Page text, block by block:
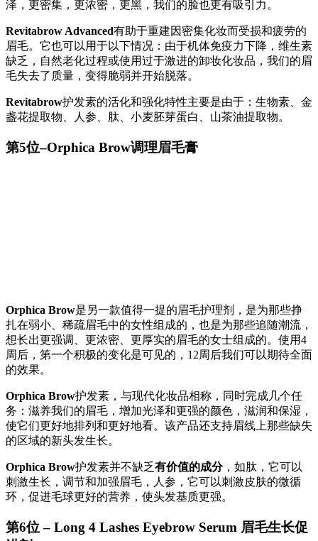
泽，更密集，更浓密，更黑，我们的脸也更有吸引力。
Revitabrow Advanced有助于重建因密集化妆而受损和疲劳的
眉毛。它也可以用于以下情况：由于机体免疫力下降，维生素
缺乏，自然老化过程或使用过于激进的卸妆化妆品，我们的眉
毛失去了质量，变得脆弱并开始脱落。
Revitabrow护发素的活化和强化特性主要是由于：生物素、金
盏花提取物、人参、肽、小麦胚芽蛋白、山茶油提取物。
第5位–Orphica Brow调理眉毛膏
Orphica Brow是另一款值得一提的眉毛护理剂，是为那些挣
扎在弱小、稀疏眉毛中的女性组成的，也是为那些追随潮流，
想长出更强调、更浓密、更厚实的眉毛的女士组成的。使用4
周后，第一个积极的变化是可见的，12周后我们可以期待全面
的效果。
Orphica Brow护发素，与现代化妆品相称，同时完成几个任
务：滋养我们的眉毛，增加光泽和更强的颜色，滋润和保湿，
使它们更好地排列和更好地看。该产品还支持眉线上那些缺失
的区域的新头发生长。
Orphica Brow护发素并不缺乏有价值的成分，如肽，它可以
刺激生长，调节和加强眉毛，人参，它可以刺激皮肤的微循
环，促进毛球更好的营养，使头发基质更强。
第6位 – Long 4 Lashes Eyebrow Serum 眉毛生长促